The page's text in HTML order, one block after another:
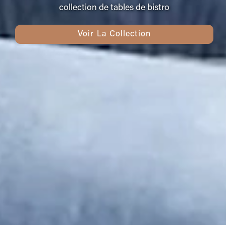
collection de tables de bistro
Voir La Collection